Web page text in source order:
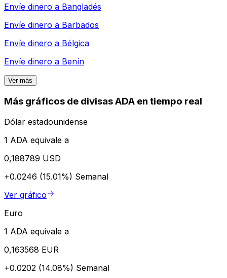
Envíe dinero a Bangladés
Envíe dinero a Barbados
Envíe dinero a Bélgica
Envíe dinero a Benín
Ver más
Más gráficos de divisas ADA en tiempo real
Dólar estadounidense
1 ADA equivale a
0,188789 USD
+0.0246 (15.01%) Semanal
Ver gráfico
Euro
1 ADA equivale a
0,163568 EUR
+0.0202 (14.08%) Semanal